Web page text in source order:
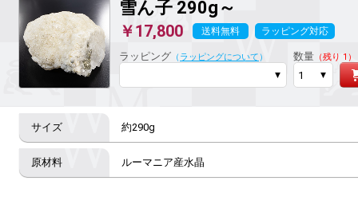
雪ん子 290g～
￥17,800 送料無料 ラッピング対応
ラッピング （ ラッピングについて ） 数量（残り 1）
約290g
ルーマニア産水晶